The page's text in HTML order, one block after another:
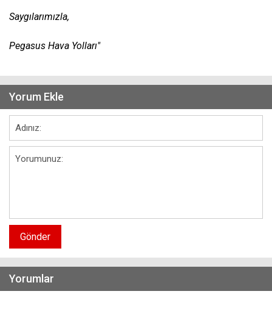
Saygılarımızla,
Pegasus Hava Yolları"
Yorum Ekle
Gönder
Yorumlar